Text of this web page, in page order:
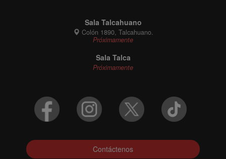
Sala Talcahuano
Colón 1890, Talcahuano.
Próximamente
Sala Talca
Próximamente
Contáctenos